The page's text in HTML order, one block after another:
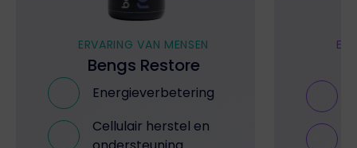
ERVARING VAN MENSEN
Bengs Restore
Energieverbetering
Cellulair herstel en